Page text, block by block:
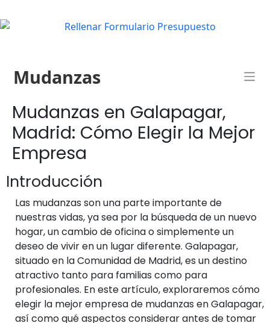
Mudanzas
Mudanzas en Galapagar,
Madrid: Cómo Elegir la Mejor
Empresa
Introducción
Las mudanzas son una parte importante de
nuestras vidas, ya sea por la búsqueda de un nuevo
hogar, un cambio de oficina o simplemente un
deseo de vivir en un lugar diferente. Galapagar,
situado en la Comunidad de Madrid, es un destino
atractivo tanto para familias como para
profesionales. En este artículo, exploraremos cómo
elegir la mejor empresa de mudanzas en Galapagar,
así como qué aspectos considerar antes de tomar